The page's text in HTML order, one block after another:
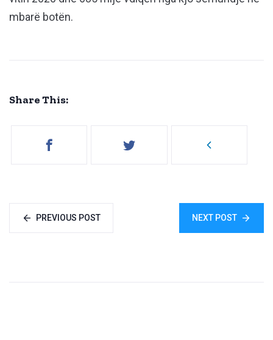
mbarë botën.
Share This:
PREVIOUS POST NEXT POST